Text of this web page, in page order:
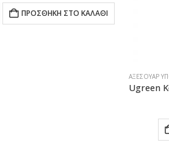
was:
€4.90.
τιμή
είναι:
ΠΡΟΣΘΉΚΗ ΣΤΟ ΚΑΛΆΘΙ
ΑΞΕΣΟΥΆΡ